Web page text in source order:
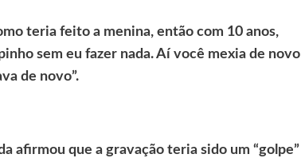
teria feito a menina, então com 10 anos,
sem eu fazer nada. Aí você mexia de novo
de novo”.
afirmou que a gravação teria sido um “golpe”